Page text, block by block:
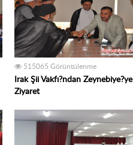
515065 Görüntülenme
Irak Şii Vakfı?ndan Zeynebiye?ye
Ziyaret